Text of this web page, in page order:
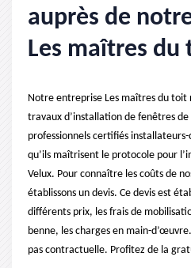
auprès de
Les maîtres du
Notre entreprise Les maîtres du toit
travaux d’installation de fenêtres
professionnels certifiés installateurs-
qu’ils maîtrisent le protocole pour
Velux. Pour connaître les coûts de
établissons un devis. Ce devis est
différents prix, les frais de
benne, les charges en main-
pas contractuelle. Profitez de la